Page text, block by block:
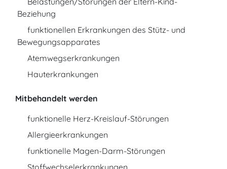
Beziehung
funktionellen Erkrankungen des Stütz- und
Bewegungsapparates
Atemwegserkrankungen
Hauterkrankungen
Mitbehandelt werden
funktionelle Herz-Kreislauf-Störungen
Allergieerkrankungen
funktionelle Magen-Darm-Störungen
Stoffwechselerkrankungen